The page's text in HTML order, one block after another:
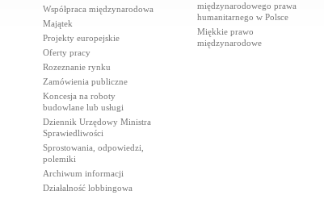
Współpraca międzynarodowa
Majątek
Projekty europejskie
Oferty pracy
Rozeznanie rynku
Zamówienia publiczne
Koncesja na roboty
budowlane lub usługi
Dziennik Urzędowy Ministra
Sprawiedliwości
Sprostowania, odpowiedzi,
polemiki
Archiwum informacji
Działalność lobbingowa
międzynarodowego prawa
humanitarnego w Polsce
Miękkie prawo
międzynarodowe